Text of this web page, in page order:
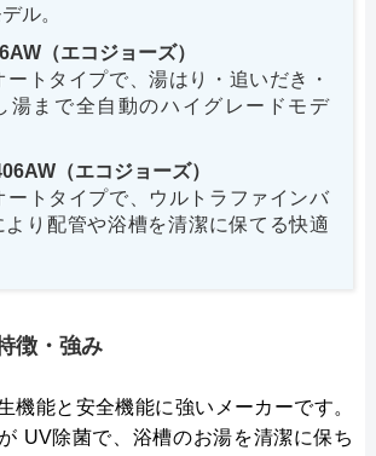
ル。
（エコジョーズ）
ートタイプで、湯はり・追いだき・
湯まで全自動のハイグレードモデ
（エコジョーズ）
ートタイプで、ウルトラファインバ
より配管や浴槽を清潔に保てる快適
徴・強み
機能と安全機能に強いメーカーです。
UV除菌で、浴槽のお湯を清潔に保ち